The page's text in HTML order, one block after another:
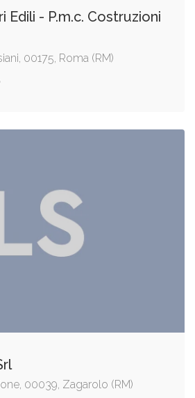
Edili - P.m.c. Costruzioni
00175, Roma (RM)
00039, Zagarolo (RM)